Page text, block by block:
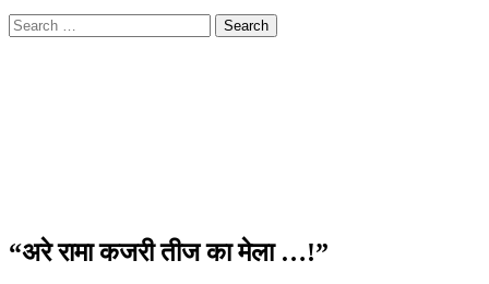
Search
“अरे रामा कजरी तीज का मेला …!”